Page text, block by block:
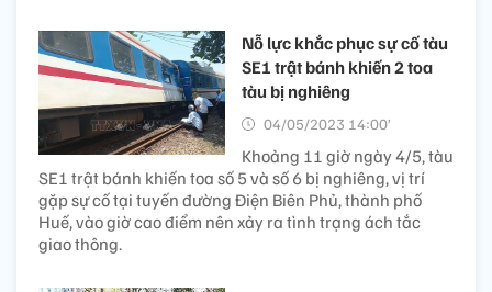
Nỗ lực khắc phục sự cố tàu
SE1 trật bánh khiến 2 toa
tàu bị nghiêng
04/05/2023 14:00’
Khoảng 11 giờ ngày 4/5, tàu
SE1 trật bánh khiến toa số 5 và số 6 bị nghiêng, vị trí
gặp sự cố tại tuyến đường Điện Biên Phủ, thành phố
Huế, vào giờ cao điểm nên xảy ra tình trạng ách tắc
giao thông.